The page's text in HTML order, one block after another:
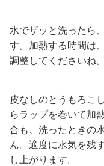
水でザッと洗ったら
す。加熱する時間は
調整してくださいね。
皮なしのとうもろこ
らラップを巻いて加
合も、洗ったときの
ん。適度に水気を残
し上がります。